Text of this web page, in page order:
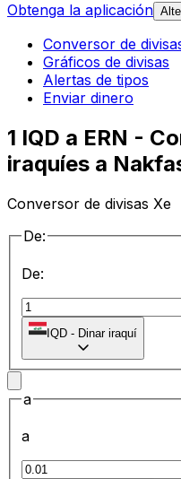
Obtenga la aplicación
Conversor de
Gráficos de divisas
Alertas de tipos
Enviar dinero
1 IQD a ERN -
iraquíes a
Conversor de divisas Xe
De:
De:
IQD - Dinar iraquí
a
a